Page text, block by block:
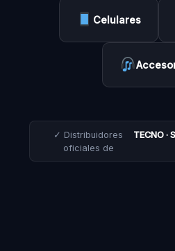
Celulares
✓ Distribuidores
oficiales de
TECNO ·